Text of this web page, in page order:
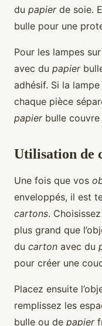
du papierde soie.
bulle pour une
Pour les lampes
avec du papier
adhésif. Si la
chaque pièce
papierbulle couvre
Utilisation de
Une fois que vos
enveloppés, il est
cartons.
plus grand que
du carton avec du
pour créer une
Placez ensuite
remplissez les
bulle ou de papier